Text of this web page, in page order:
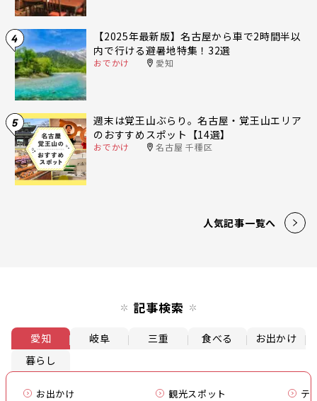
4
【2025年最新版】名古屋から車で2時間半以
内で行ける避暑地特集！32選
おでかけ 愛知
5
週末は覚王山ぶらり。名古屋・覚王山エリア
のおすすめスポット【14選】
おでかけ 名古屋 千種区
人気記事一覧へ
記事検索
愛知 岐阜 三重 食べる
お出かけ
暮らし
お出かけ 観光スポット
テ